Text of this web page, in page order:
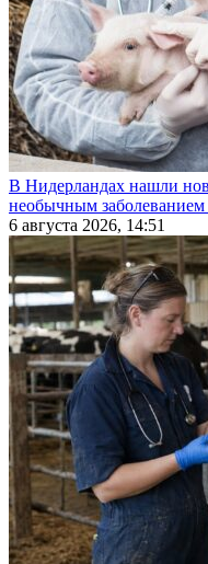
В Нидерландах нашли
необычным заболеванием
6 августа 2026, 14:51